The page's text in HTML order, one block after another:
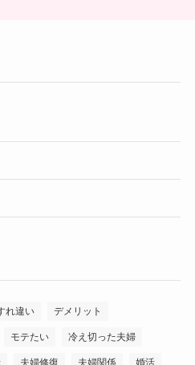
れ違い デメリット
モテたい 冷え切った夫婦